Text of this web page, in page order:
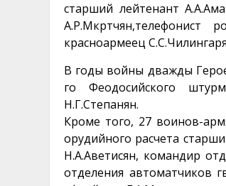
старший лейтенант
А.Р.Мкртчян,телефонист
красноармеец
В годы войны дважды
го Феодосийского
Н.Г.Степанян.
Кроме того, 27 воинов-
орудийного расчета
Н.А.Аветисян, командир
отделения автоматчиков